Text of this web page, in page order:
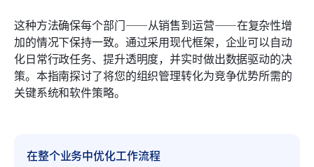
这种方法确保每个部门——从销售到运营——在复杂性增
加的情况下保持一致。通过采用现代框架，企业可以自动
化日常行政任务、提升透明度，并实时做出数据驱动的决
策。本指南探讨了将您的组织管理转化为竞争优势所需的
关键系统和软件策略。
在整个业务中优化工作流程
常见问题
相关阅读